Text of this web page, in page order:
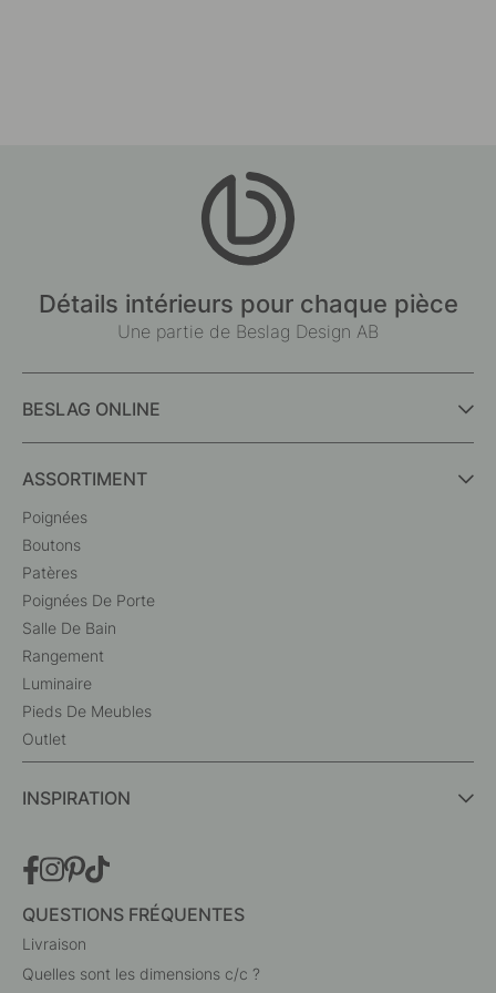
Détails intérieurs pour chaque pièce
Une partie de Beslag Design AB
BESLAG ONLINE
ASSORTIMENT
Poignées
Boutons
Patères
Poignées De Porte
Salle De Bain
Rangement
Luminaire
Pieds De Meubles
Outlet
INSPIRATION
QUESTIONS FRÉQUENTES
Livraison
Quelles sont les dimensions c/c ?